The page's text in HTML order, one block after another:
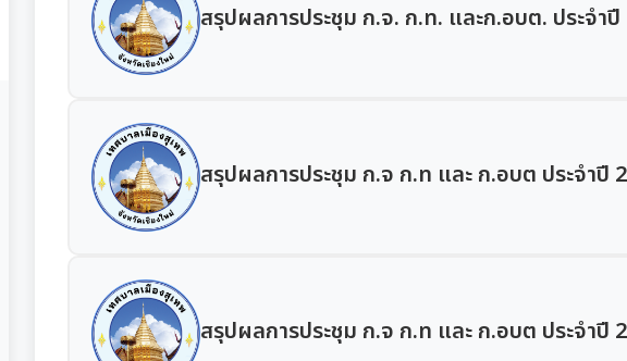
สรุปผลการประชุม ก.จ. ก.ท. และก.อบต. ประจำ
สรุปผลการประชุม ก.จ ก.ท และ ก.อบต ประจำปี
สรุปผลการประชุม ก.จ ก.ท และ ก.อบต ประจำปี